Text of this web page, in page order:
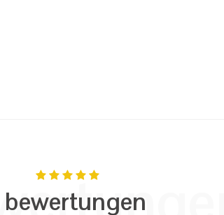
bewertungen